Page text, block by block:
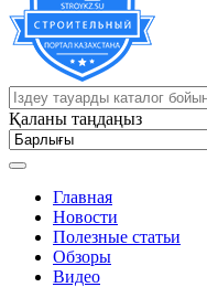
Қаланы таңдаңыз
Главная
Новости
Полезные статьи
Обзоры
Видео